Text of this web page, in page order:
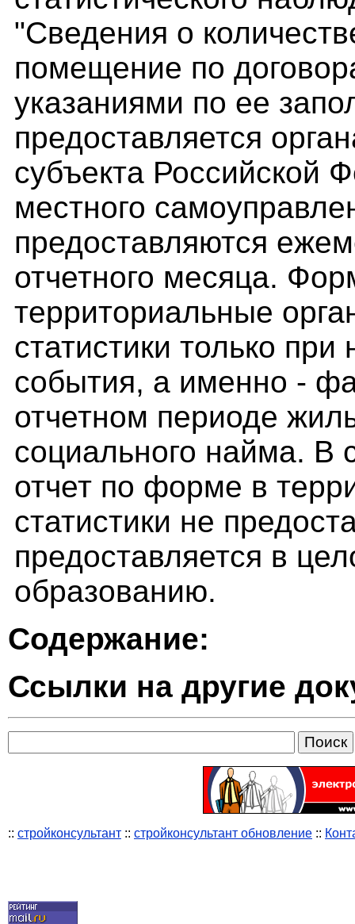
"Сведения о
помещение по
указаниями по ее
предоставляется
субъекта Российской
местного
предоставляются
отчетного месяца.
территориальные
статистики только
события, а именно -
отчетном периоде
социального найма. В
отчет по форме в
статистики не
предоставляется в
образованию.
Содержание:
Ссылки на другие
:: стройконсультант :: стройконсультант обновление ::